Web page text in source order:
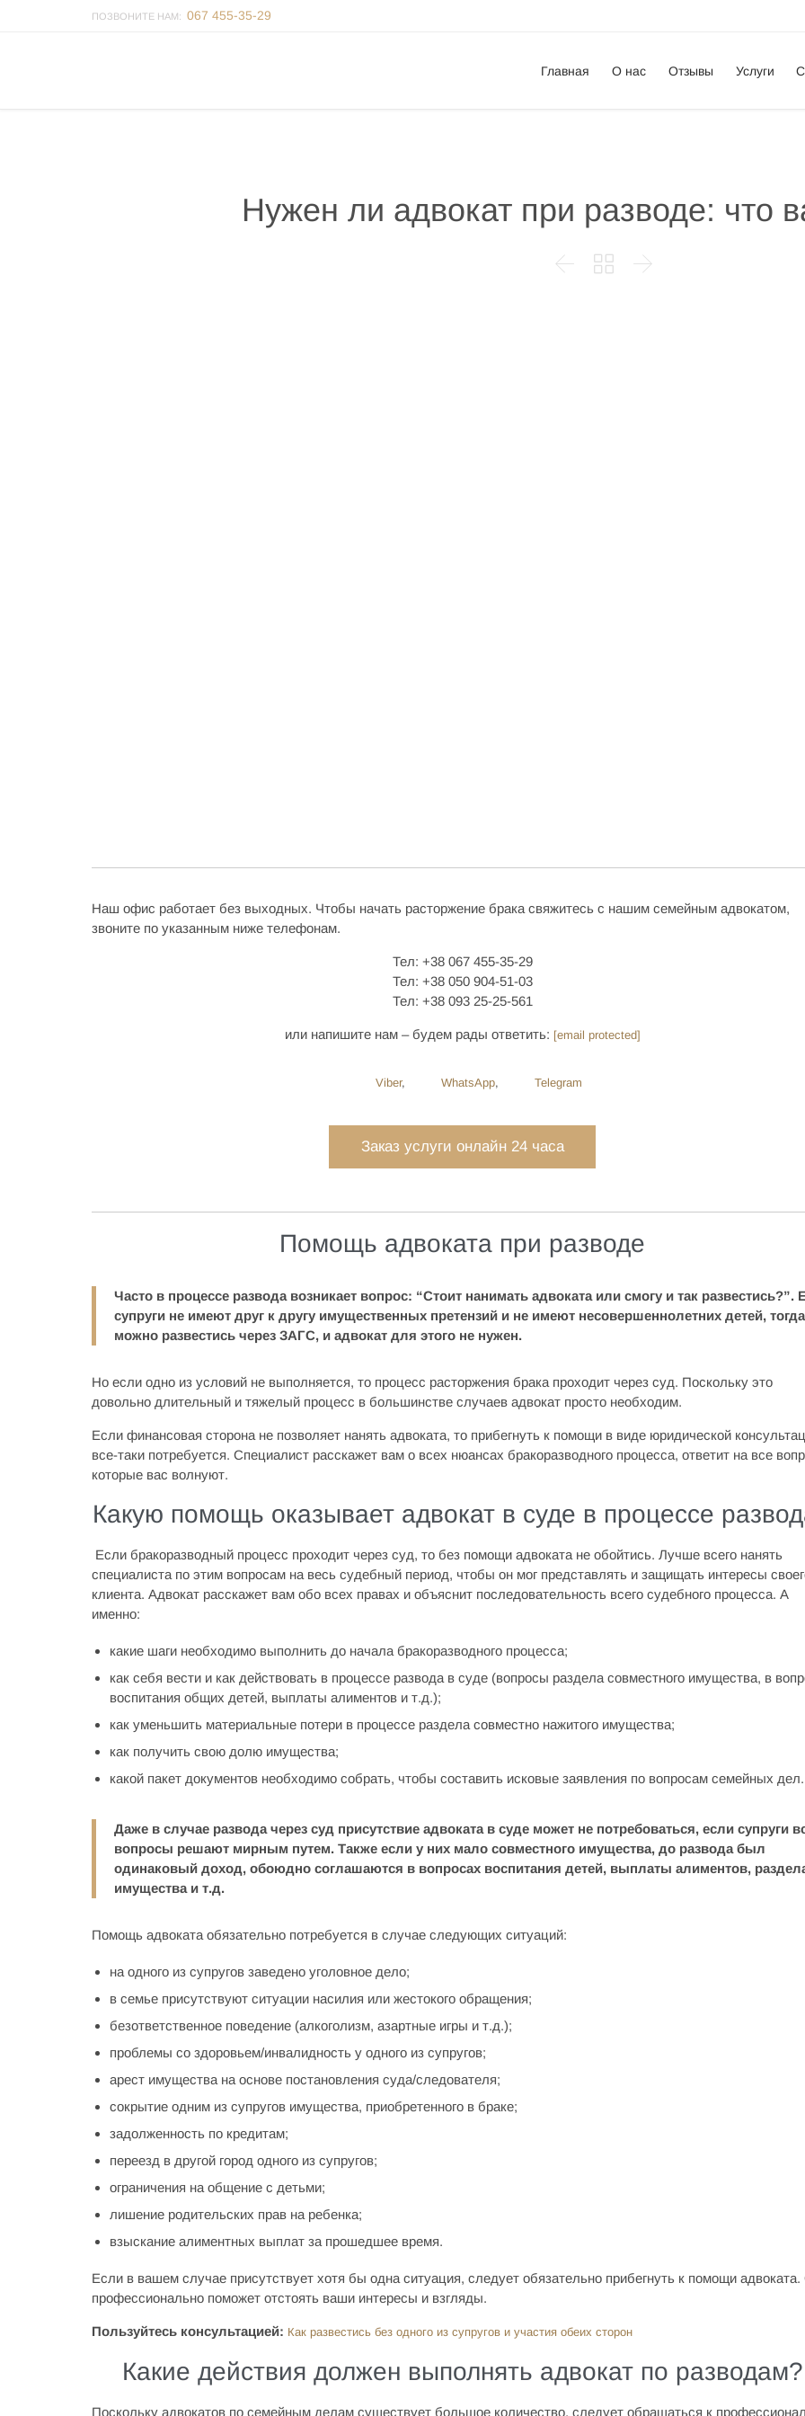
ПОЗВОНИТЕ НАМ: 067 455-35-29
Главная О нас Отзывы Услуги
Нужен ли адвокат при разводе: что
  
Наш офис работает без выходных. Чтобы начать расторжение брака свяжитесь с нашим семейным адвокатом,
звоните по указанным ниже телефонам.
Тел: +38 067 455-35-29
Тел: +38 050 904-51-03
Тел: +38 093 25-25-561
или напишите нам – будем рады ответить: [email protected]
Viber, WhatsApp, Telegram
Заказ услуги онлайн 24 часа
Помощь адвоката при разводе
Часто в процессе развода возникает вопрос: “Стоит нанимать адвоката или смогу и так развестись?”.
супруги не имеют друг к другу имущественных претензий и не имеют несовершеннолетних детей, тогда
можно развестись через ЗАГС, и адвокат для этого не нужен.
Но если одно из условий не выполняется, то процесс расторжения брака проходит через суд. Поскольку это
довольно длительный и тяжелый процесс в большинстве случаев адвокат просто необходим.
Если финансовая сторона не позволяет нанять адвоката, то прибегнуть к помощи в виде юридической
все-таки потребуется. Специалист расскажет вам о всех нюансах бракоразводного процесса, ответит на все
которые вас волнуют.
Какую помощь оказывает адвокат в суде в процессе
Если бракоразводный процесс проходит через суд, то без помощи адвоката не обойтись. Лучше всего нанять
специалиста по этим вопросам на весь судебный период, чтобы он мог представлять и защищать интересы
клиента. Адвокат расскажет вам обо всех правах и объяснит последовательность всего судебного процесса. А
именно:
какие шаги необходимо выполнить до начала бракоразводного процесса;
как себя вести и как действовать в процессе развода в суде (вопросы раздела совместного имущества, в
воспитания общих детей, выплаты алиментов и т.д.);
как уменьшить материальные потери в процессе раздела совместно нажитого имущества;
как получить свою долю имущества;
какой пакет документов необходимо собрать, чтобы составить исковые заявления по вопросам семейных дел.
Даже в случае развода через суд присутствие адвоката в суде может не потребоваться, если супруги
вопросы решают мирным путем. Также если у них мало совместного имущества, до развода был
одинаковый доход, обоюдно соглашаются в вопросах воспитания детей, выплаты алиментов,
имущества и т.д.
Помощь адвоката обязательно потребуется в случае следующих ситуаций:
на одного из супругов заведено уголовное дело;
в семье присутствуют ситуации насилия или жестокого обращения;
безответственное поведение (алкоголизм, азартные игры и т.д.);
проблемы со здоровьем/инвалидность у одного из супругов;
арест имущества на основе постановления суда/следователя;
сокрытие одним из супругов имущества, приобретенного в браке;
задолженность по кредитам;
переезд в другой город одного из супругов;
ограничения на общение с детьми;
лишение родительских прав на ребенка;
взыскание алиментных выплат за прошедшее время.
Если в вашем случае присутствует хотя бы одна ситуация, следует обязательно прибегнуть к помощи
профессионально поможет отстоять ваши интересы и взгляды.
Пользуйтесь консультацией: Как развестись без одного из супругов и участия обеих сторон
Какие действия должен выполнять адвокат по разводам?
Поскольку адвокатов по семейным делам существует большое количество, следует обращаться к